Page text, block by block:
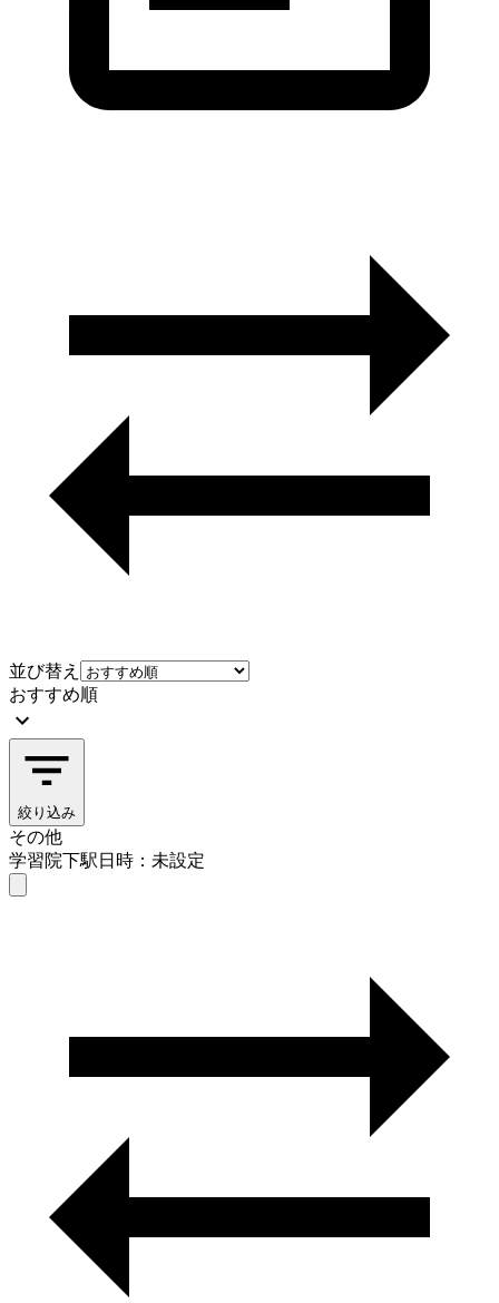
並び替え
おすすめ順
絞り込み
その他
学習院下駅日時：未設定